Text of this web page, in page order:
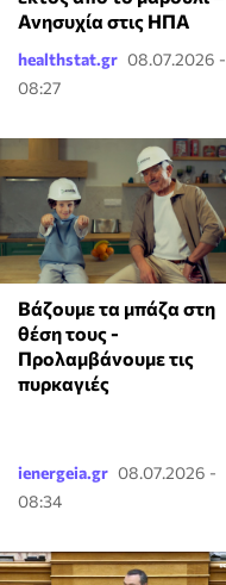
Ανησυχία στις ΗΠΑ
healthstat.gr 08.07.2026 -
08:27
Βάζουμε τα μπάζα στη
θέση τους -
Προλαμβάνουμε τις
πυρκαγιές
ienergeia.gr 08.07.2026 -
08:34